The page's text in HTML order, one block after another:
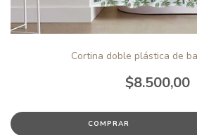
Cortina doble plástica de
$8.500,00